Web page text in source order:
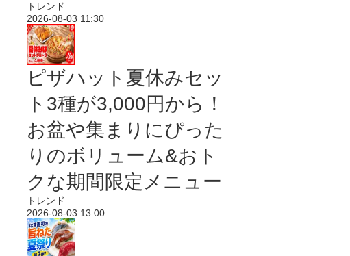
トレンド
2026-08-03 11:30
ピザハット夏休みセッ
ト3種が3,000円から！
お盆や集まりにぴった
りのボリューム&おト
クな期間限定メニュー
トレンド
2026-08-03 13:00